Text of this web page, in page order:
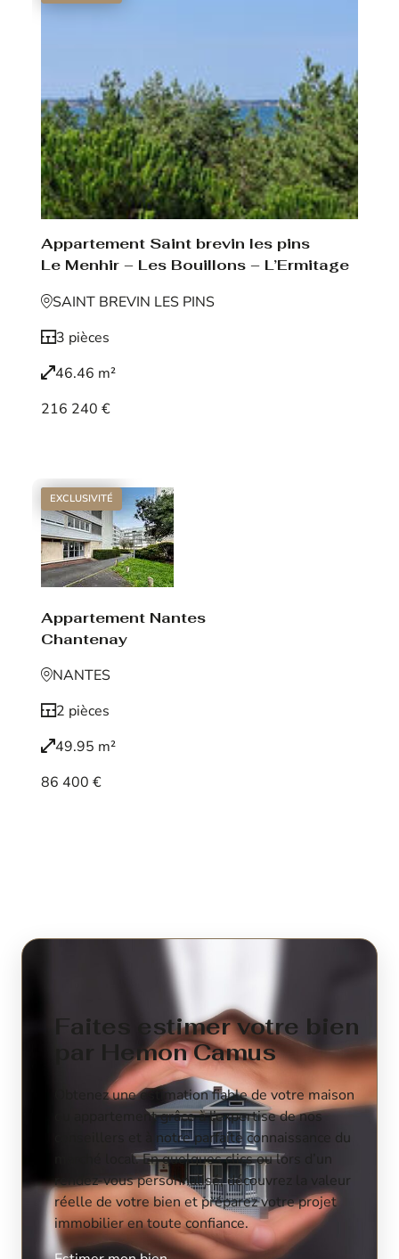
Appartement Saint brevin les pins
Le Menhir – Les Bouillons – L’Ermitage
SAINT BREVIN LES PINS
3 pièces
46.46 m²
216 240 €
EXCLUSIVITÉ
Appartement Nantes
Chantenay
NANTES
2 pièces
49.95 m²
86 400 €
Faites estimer votre bien
par Hemon Camus
Obtenez une estimation fiable de votre maison
ou appartement grâce à l’expertise de nos
conseillers et à notre parfaite connaissance du
marché local. En quelques clics ou lors d’un
rendez-vous personnalisé, découvrez la valeur
réelle de votre bien et préparez votre projet
immobilier en toute confiance.